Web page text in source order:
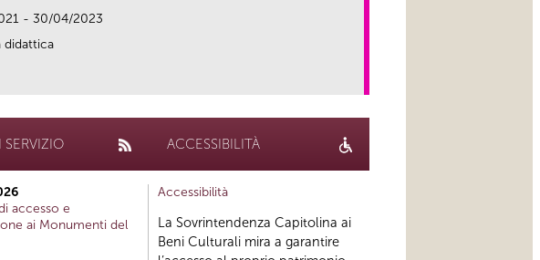
- 30/04/2023
didattica
SERVIZIO
accesso e
ai Monumenti del
ACCESSIBILITÀ
Accessibilità
La Sovrintendenza Capitolina ai
Beni Culturali mira a garantire